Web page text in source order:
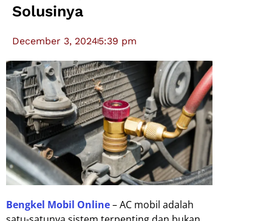
Solusinya
December 3, 20245:39 pm
Bengkel Mobil Online– AC mobil adalah